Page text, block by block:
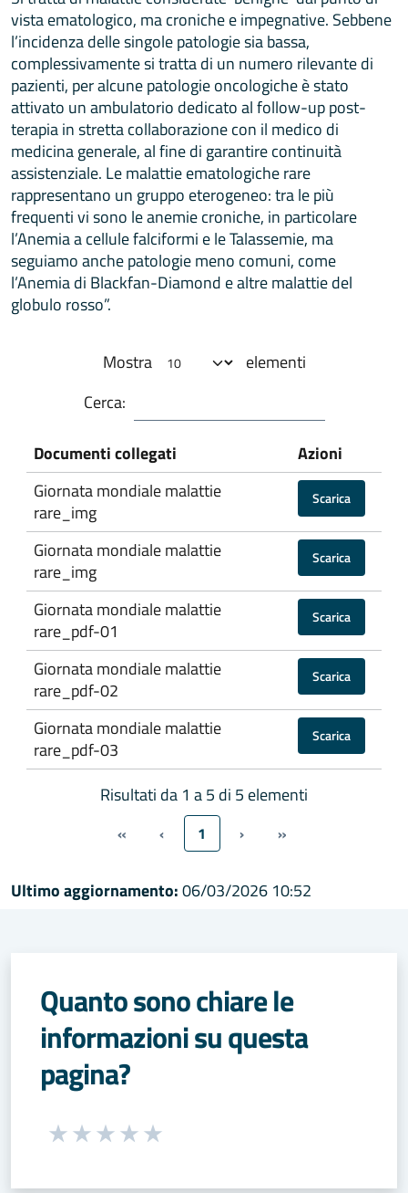
vista ematologico, ma croniche e impegnative. Sebbene
l’incidenza delle singole patologie sia bassa,
complessivamente si tratta di un numero rilevante di
pazienti, per alcune patologie oncologiche è stato
attivato un ambulatorio dedicato al follow-up post-
terapia in stretta collaborazione con il medico di
medicina generale, al fine di garantire continuità
assistenziale. Le malattie ematologiche rare
rappresentano un gruppo eterogeneo: tra le più
frequenti vi sono le anemie croniche, in particolare
l’Anemia a cellule falciformi e le Talassemie, ma
seguiamo anche patologie meno comuni, come
l’Anemia di Blackfan-Diamond e altre malattie del
globulo rosso”.
Mostra
elementi
Cerca:
Documenti collegati
Azioni
Giornata mondiale malattie
rare_img
Scarica
Giornata mondiale malattie
rare_img
Scarica
Giornata mondiale malattie
rare_pdf-01
Scarica
Giornata mondiale malattie
rare_pdf-02
Scarica
Giornata mondiale malattie
rare_pdf-03
Scarica
Risultati da 1 a 5 di 5 elementi
« ‹ 1 › »
Ultimo aggiornamento:06/03/2026 10:52
Quanto sono chiare le
informazioni su questa
pagina?
Seleziona una valutazione da 1 a 5 stelle